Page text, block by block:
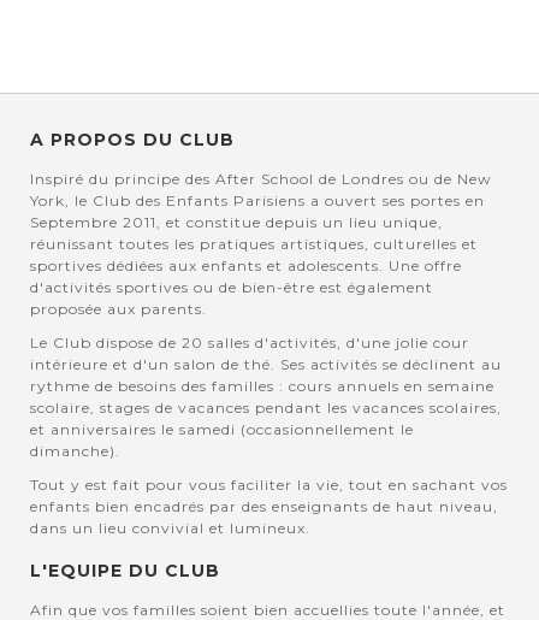
A PROPOS DU CLUB
Inspiré du principe des After School de Londres ou de New
York, le Club des Enfants Parisiens a ouvert ses portes en
Septembre 2011, et constitue depuis un lieu unique,
réunissant toutes les pratiques artistiques, culturelles et
sportives dédiées aux enfants et adolescents. Une offre
d'activités sportives ou de bien-être est également
proposée aux parents.
Le Club dispose de 20 salles d'activités, d'une jolie cour
intérieure et d'un salon de thé. Ses activités se déclinent au
rythme de besoins des familles : cours annuels en semaine
scolaire, stages de vacances pendant les vacances scolaires,
et anniversaires le samedi (occasionnellement le
dimanche).
Tout y est fait pour vous faciliter la vie, tout en sachant vos
enfants bien encadrés par des enseignants de haut niveau,
dans un lieu convivial et lumineux.
L'EQUIPE DU CLUB
Afin que vos familles soient bien accuellies toute l'année, et